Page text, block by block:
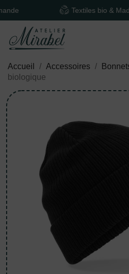
Textiles bio & Made in
Accueil Accessoires
biologique